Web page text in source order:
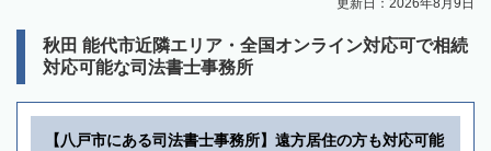
更新日：2026年8月9日
秋田 能代市近隣エリア・全国オンライン対応可で相続
対応可能な司法書士事務所
【八戸市にある司法書士事務所】遠方居住の方も対応可能